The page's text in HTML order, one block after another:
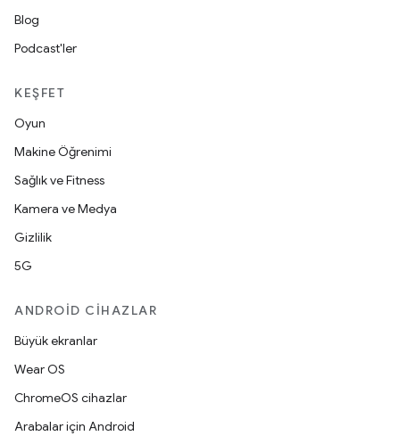
Blog
Podcast'ler
KEŞFET
Oyun
Makine Öğrenimi
Sağlık ve Fitness
Kamera ve Medya
Gizlilik
5G
ANDROID CIHAZLAR
Büyük ekranlar
Wear OS
ChromeOS cihazlar
Arabalar için Android